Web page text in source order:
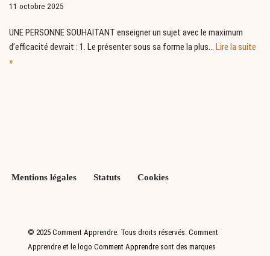
11 octobre 2025
UNE PERSONNE SOUHAITANT enseigner un sujet avec le maximum
d’efficacité devrait : 1. Le présenter sous sa forme la plus… Lire la suite
»
Mentions légales Statuts Cookies
© 2025 Comment Apprendre. Tous droits réservés. Comment
Apprendre et le logo Comment Apprendre sont des marques